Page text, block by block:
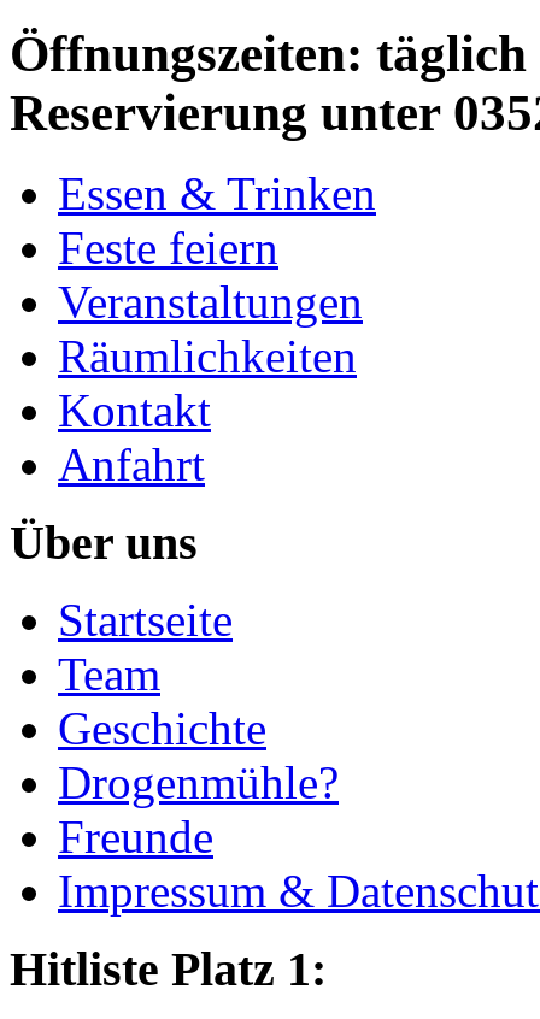
Öffnungszeiten: täglich
Reservierung unter
Essen & Trinken
Feste feiern
Veranstaltungen
Räumlichkeiten
Kontakt
Anfahrt
Über uns
Startseite
Team
Geschichte
Drogenmühle?
Freunde
Impressum &
Hitliste Platz 1: